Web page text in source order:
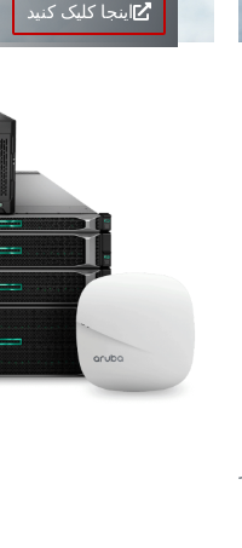
اینجا کلیک کنید